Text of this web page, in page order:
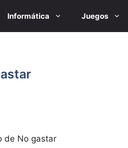
Informática Juegos
de No gastar